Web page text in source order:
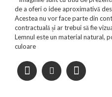
de a oferi o idee aproximativă
Acestea nu vor face parte din
contractuală și ar trebui să fie
Lemnul este un material natural,
culoare